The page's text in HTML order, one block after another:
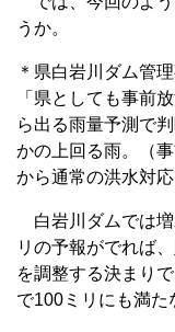
うか。
＊県白岩川ダム管
「県としても事前
ら出る雨量予測で
かの上回る雨。（
から通常の洪水対応
白岩川ダムでは増
リの予報がでれば
を調整する決まり
で100ミリにも満た